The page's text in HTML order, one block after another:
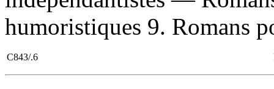
humoristiques 9. Romans
C843/.6